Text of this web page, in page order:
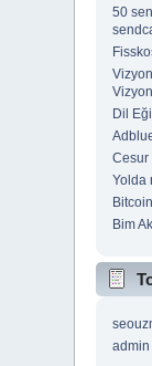
50
Dil
Cesur
Yolda
Bim
admin